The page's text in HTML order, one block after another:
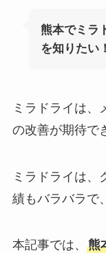
熊本でミラ
を知りたい！
ミラドライは、
の改善が期待で
ミラドライは、
績もバラバラで
本記事では、 熊